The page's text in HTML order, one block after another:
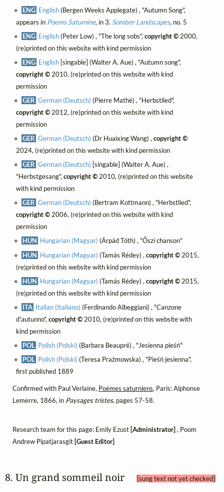
ENG English(Bergen Weeks Applegate) , "Autumn Song",
appears in Poems Saturnine, in 3. Somber Landscapes, no. 5
ENG English(Peter Low) , "The long sobs",copyright ©2000,
(re)printed on this website with kind permission
ENG English [singable] (Walter A. Aue) , "Autumn song",
copyright ©2010, (re)printed on this website with kind
permission
GER German (Deutsch) (Pierre Mathé) , "Herbstlied",
copyright ©2012, (re)printed on this website with kind
permission
GER German (Deutsch) (Dr Huaixing Wang) ,copyright ©
2024, (re)printed on this website with kind permission
GER German (Deutsch) [singable] (Walter A. Aue) ,
"Herbstgesang",copyright ©2010, (re)printed on this website
with kind permission
GER German (Deutsch) (Bertram Kottmann) , "Herbstlied",
copyright ©2006, (re)printed on this website with kind
permission
HUN Hungarian (Magyar) (Árpád Tóth) , "Őszi chanson"
HUN Hungarian (Magyar) (Tamás Rédey) ,copyright © 2015,
(re)printed on this website with kind permission
HUN Hungarian (Magyar) (Tamás Rédey) ,copyright © 2015,
(re)printed on this website with kind permission
ITA Italian (Italiano) (Ferdinando Albeggiani) , "Canzone
d'autunno", copyright ©2010, (re)printed on this website with
kind permission
POL Polish (Polski) (Barbara Beaupré) , "Jesienna pieśń"
POL Polish (Polski) (Teresa Prażmowska) , "Pieśń jesienna",
first published 1889
Confirmed with Paul Verlaine, Poëmes saturniens, Paris: Alphonse
Lemerre, 1866, in Paysages tristes, pages 57-58.
Research team for this page: Emily Ezust [Administrator] , Poom
Andrew Pipatjarasgit [Guest Editor]
8. Un grand sommeil noir [sung text not yet checked]